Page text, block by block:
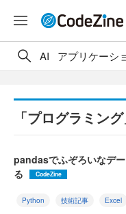
AI アプリケーシ
「プログラミン
pandasでふぞろいなデ
る
CodeZine
Python 技術記事 Excel